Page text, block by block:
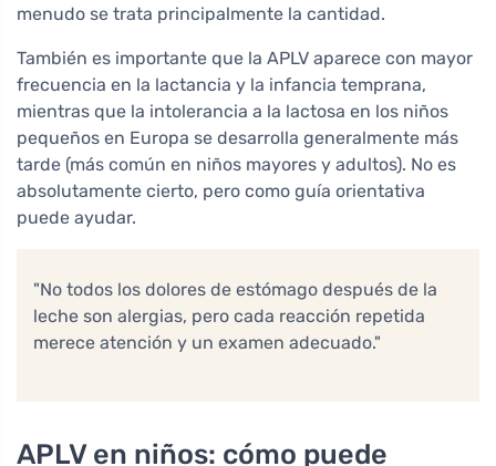
menudo se trata principalmente la cantidad.
También es importante que la APLV aparece con mayor
frecuencia en la lactancia y la infancia temprana,
mientras que la intolerancia a la lactosa en los niños
pequeños en Europa se desarrolla generalmente más
tarde (más común en niños mayores y adultos). No es
absolutamente cierto, pero como guía orientativa
puede ayudar.
"No todos los dolores de estómago después de la
leche son alergias, pero cada reacción repetida
merece atención y un examen adecuado."
APLV en niños: cómo puede